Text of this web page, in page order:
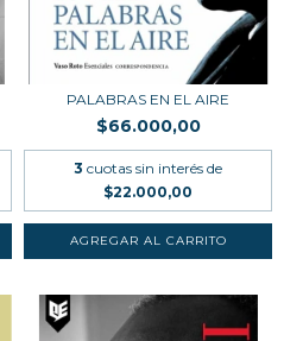
PALABRAS EN EL AIRE
$66.000,00
3 cuotas sin interés de
$22.000,00